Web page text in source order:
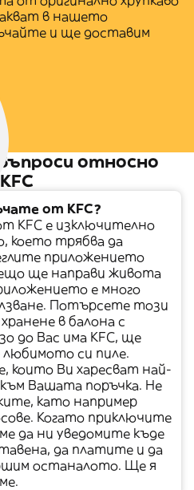
в нашето
и ще доставим
относно
от KFC?
KFC е изключително
което трябва да
приложението
ще направи живота
е много
Потърсете този
в балона с
до Вас има KFC, ще
си пиле.
които Ви харесват най-
Вашата поръчка. Не
като например
Когато приключите
да ни уведомите къде
да платите и да
останалото. Ще я